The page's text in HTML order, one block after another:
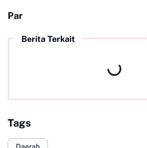
Par
Berita Terkait
Tags
Daerah